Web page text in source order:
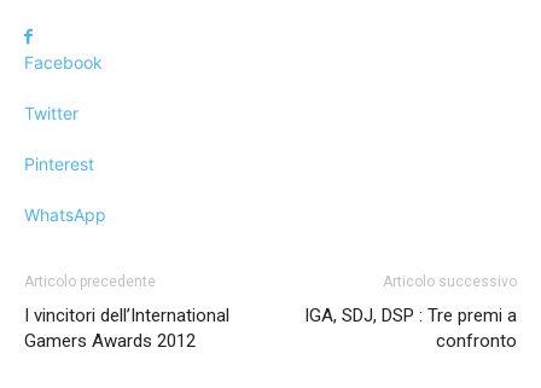
Facebook
Twitter
Pinterest
WhatsApp
Articolo precedente
I vincitori dell’International
Gamers Awards 2012
Articolo successivo
IGA, SDJ, DSP : Tre premi a
confronto